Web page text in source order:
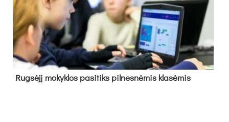
Rug­sė­jį mo­kyk­los pa­si­tiks pil­nes­nė­mis kla­sė­mis